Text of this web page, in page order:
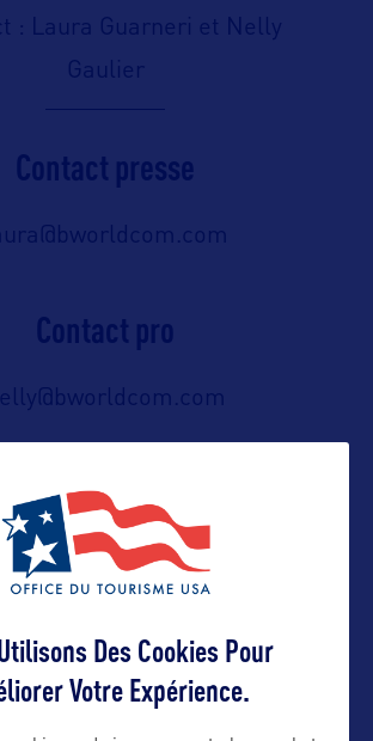
: Laura Guarneri et Nelly
Gaulier
Contact presse
Contact pro
Contact grand public
Suivre
Des Cookies Pour
Votre Expérience.